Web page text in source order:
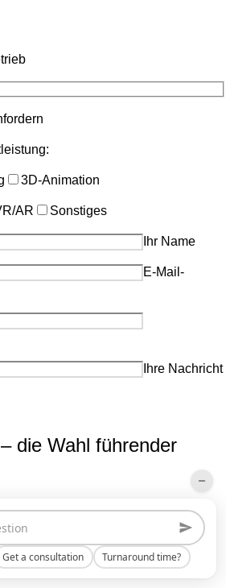
3D-Animation
AR Sonstiges
Ihr Name
E-Mail-
Ihre Nachricht
die Wahl führender
Get a consultation Turnaround time?